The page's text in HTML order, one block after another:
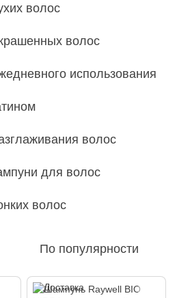
волос
волос
использования
волос
для волос
волос
По популярности